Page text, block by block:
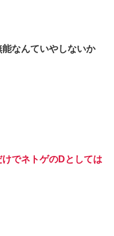
なんていやしないか
でネトゲのDとしては